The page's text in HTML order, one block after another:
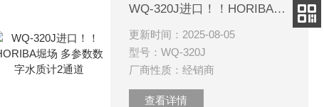
WQ-320J进口！！HORIBA堀场 多参数数字水质计2通道
更新时间：2025-08-05
型号：WQ-320J
厂商性质：经销商
查看详情
客服
电话